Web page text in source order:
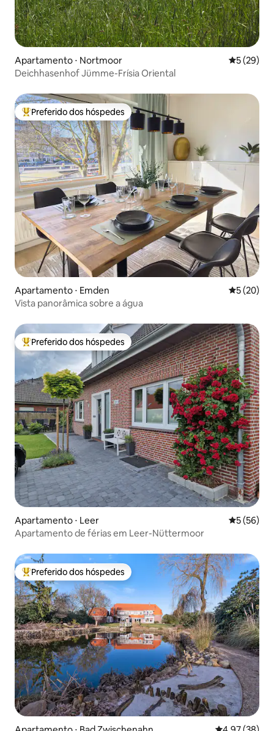
Apartamento ⋅ Nortmoor 5 de uma
5 (29)
Deichhasenhof Jümme-Frísia Oriental
Entre os melhores preferidos dos hóspedes
Preferido dos hóspedes
Apartamento ⋅ Emden 5 de uma
5 (20)
Vista panorâmica sobre a água
Entre os melhores preferidos dos hóspedes
Preferido dos hóspedes
Apartamento ⋅ Leer 5 de uma
5 (56)
Apartamento de férias em Leer-Nüttermoor
Entre os melhores preferidos dos hóspedes
Preferido dos hóspedes